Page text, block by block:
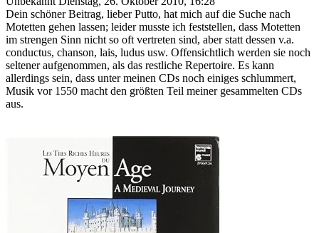
Dein schöner Beitrag, lieber Putto, hat mich auf die Suche nach
Motetten gehen lassen; leider musste ich feststellen, dass Motetten
im strengen Sinn nicht so oft vertreten sind, aber statt dessen v.a.
conductus, chanson, lais, ludus usw. Offensichtlich werden sie noch
seltener aufgenommen, als das restliche Repertoire. Es kann
allerdings sein, dass unter meinen CDs noch einiges schlummert,
Musik vor 1550 macht den größten Teil meiner gesammelten CDs
aus.